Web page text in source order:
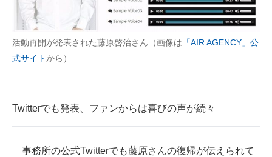
活動再開が発表された藤原啓治さん（画像は 「AIR AGENCY」公
式サイトから）
Twitterでも発表、ファンからは喜びの声が続々
事務所の公式Twitterでも藤原さんの復帰が伝えられて